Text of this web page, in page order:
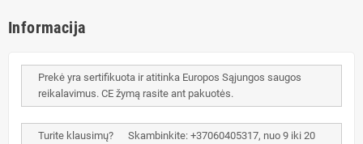
Informacija
Prekė yra sertifikuota ir atitinka Europos Sąjungos saugos
reikalavimus. CE žymą rasite ant pakuotės.
Turite klausimų? Skambinkite: +37060405317, nuo 9 iki 20